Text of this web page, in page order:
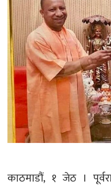
काठमाडौं, १ जेठ ।